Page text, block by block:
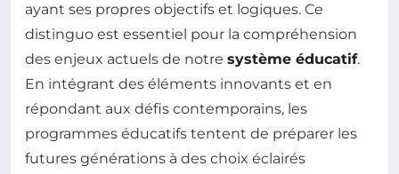
ayant ses propres objectifs et logiques. Ce
distinguo est essentiel pour la compréhension
des enjeux actuels de notre système éducatif.
En intégrant des éléments innovants et en
répondant aux défis contemporains, les
programmes éducatifs tentent de préparer les
futures générations à des choix éclairés